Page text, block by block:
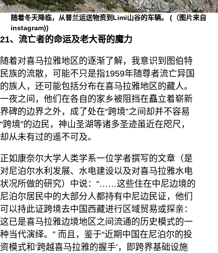
随着冬天降临，从普兰运送物资到Limi山谷的车辆。(（图片来自
instagram))
21、流亡者的命运及老大哥的魔力
随着对喜马拉雅地区的逐渐了解，我意识到图伯特
民族的流散，可能不只是指1959年随尊者流亡异国
的族人，还可能包括分布在喜马拉雅地区的藏人。
一夜之间，他们在各自的家乡被阻挡在矗立着崭新
界碑的边界之外，成了处在“跨境”之间却并不容易
“跨境”的边民，神山圣湖等诸多圣迹虽近在咫尺，
却从未有过的遥不可及。
正如康奈尔大学人类学系一位学者撰写的文章（是
对尼泊尔水利发展、水电建设以及对喜马拉雅水电
状况所做的研究）中说：“……这些住在中尼边境的
尼泊尔居民中的大部分人都持有中尼边民证，他们
可以持此证跨境去中国西藏进行区域贸易或探亲：
这已是喜马拉雅边境地区之间流通的历史模式的一
种当代演绎。” 而且，鉴于“近期中国在尼泊尔的投
资模式和‘跨越喜马拉雅的握手’，即跨界基础设施